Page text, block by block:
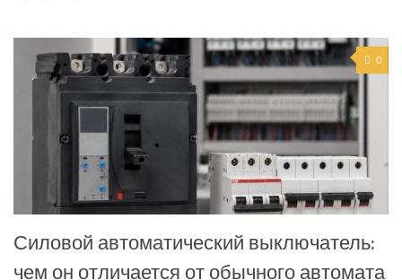
0
Силовой автоматический выключатель:
чем он отличается от обычного автомата